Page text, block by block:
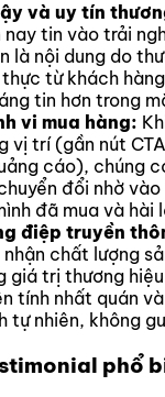
và uy tín
nay tin vào trải
là nội dung do
từ khách
tin hơn trong
vi mua hàng:
vị trí (gần nút
cáo), chúng
đổi nhờ
đã mua và hài
điệp truyền
chất lượng
giá trị thương
tính nhất quán
tự nhiên, không
phổ